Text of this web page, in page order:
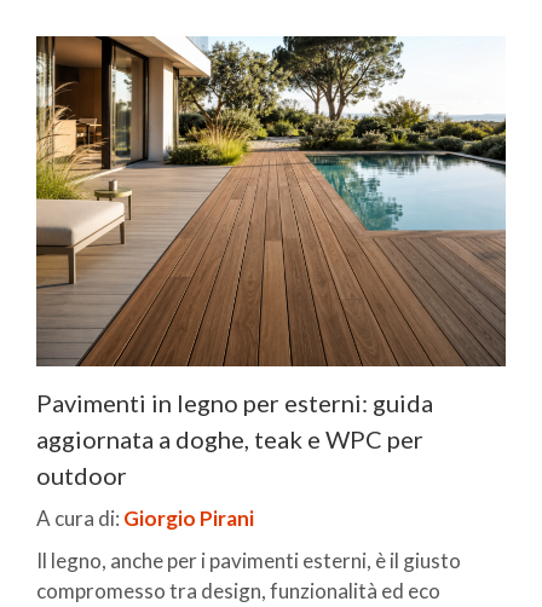
Pavimenti in legno per esterni: guida
aggiornata a doghe, teak e WPC per
outdoor
A cura di: Giorgio Pirani
Il legno, anche per i pavimenti esterni, è il giusto
compromesso tra design, funzionalità ed eco